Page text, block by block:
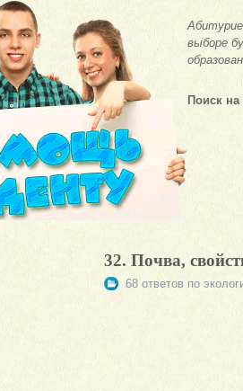
выборе
Поиск на
32. Почва,
68 ответов по